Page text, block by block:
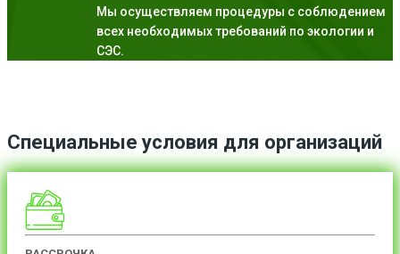
Мы осуществляем процедуры с соблюдением
всех необходимых требований по экологии и
СЭС.
Специальные условия для организаций